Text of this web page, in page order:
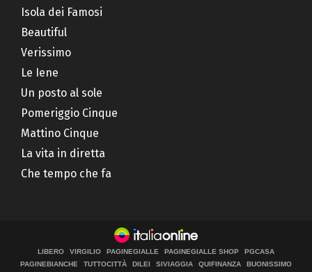
Isola dei Famosi
Beautiful
Verissimo
Le Iene
Un posto al sole
Pomeriggio Cinque
Mattino Cinque
La vita in diretta
Che tempo che fa
LIBERO VIRGILIO PAGINEGIALLE PAGINEGIALLE SHOP
PGCASA
PAGINEBIANCHE
TUTTOCITTÀ DILEI SIVIAGGIA QUIFINANZA BUONISSIMO